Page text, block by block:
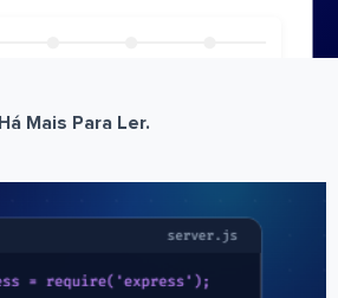
Há Mais Para Ler.